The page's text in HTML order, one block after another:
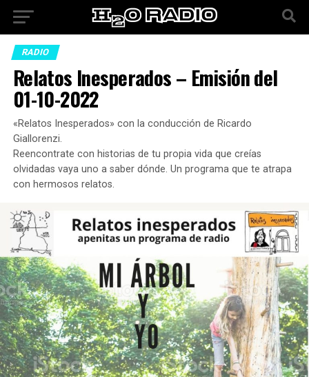
RADIO
Relatos Inesperados – Emisión del
01-10-2022
«Relatos Inesperados» con la conducción de Ricardo
Giallorenzi.
Reencontrate con historias de tu propia vida que creías
olvidadas vaya uno a saber dónde. Un programa que te atrapa
con hermosos relatos.